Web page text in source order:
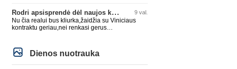
Rodri apsisprendė dėl naujos komandos 9 val.
Nu čia realui bus kliurka,žaidžia su Viniciaus
kontraktu geriau,nei renkasi gerus
Dienos nuotrauka